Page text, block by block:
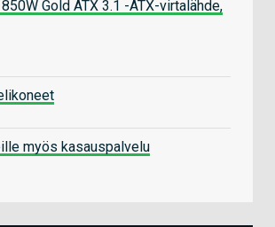
Gold ATX 3.1 -ATX-virtalähde,
myös kasauspalvelu